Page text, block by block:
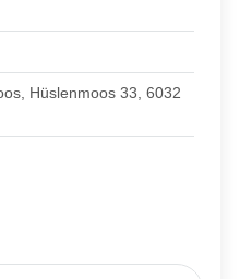
Hüslenmoos 33, 6032